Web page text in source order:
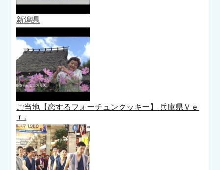
新潟県
ご当地【恋するフォーチュンクッキー】 兵庫県Ｖｅ
ｒ.